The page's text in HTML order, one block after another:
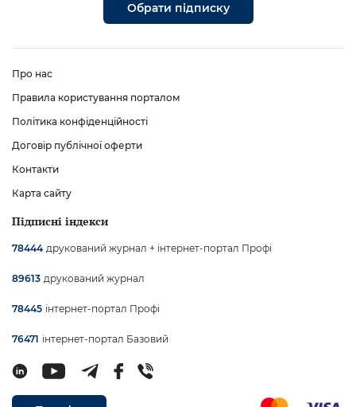
Обрати підписку
Про нас
Правила користування порталом
Політика конфіденційності
Договір публічної оферти
Контакти
Карта сайту
Підписні індекси
78444 друкований журнал + інтернет-портал Профі
89613 друкований журнал
78445 інтернет-портал Профі
76471 інтернет-портал Базовий